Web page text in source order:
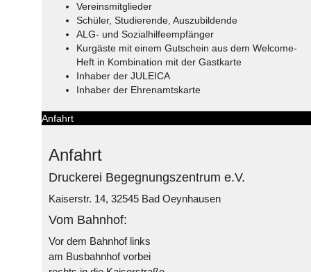
Vereinsmitglieder
Schüler, Studierende, Auszubildende
ALG- und Sozialhilfeempfänger
Kurgäste mit einem Gutschein aus dem Welcome-
Heft in Kombination mit der Gastkarte
Inhaber der JULEICA
Inhaber der Ehrenamtskarte
Anfahrt
Anfahrt
Druckerei Begegnungszentrum e.V.
Kaiserstr. 14, 32545 Bad Oeynhausen
Vom Bahnhof:
Vor dem Bahnhof links
am Busbahnhof vorbei